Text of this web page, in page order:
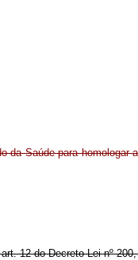
da Saúde para homologar
12 do Decreto-Lei nº